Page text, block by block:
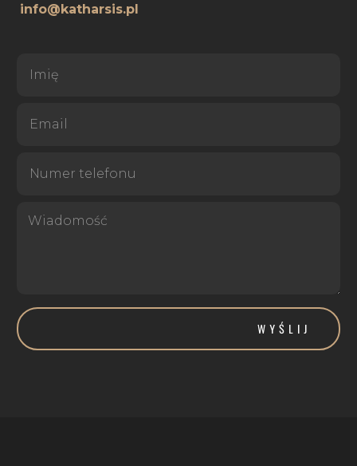
info@katharsis.pl
WYŚLIJ